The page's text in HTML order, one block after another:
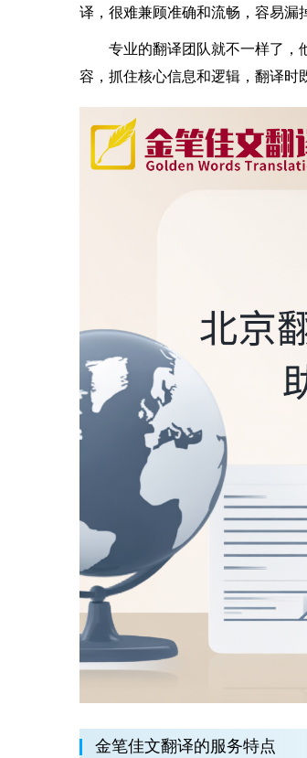
译，很难兼顾准确和流畅，容易漏
专业的翻译团队就不一样了，他
容，抓住核心信息和逻辑，翻译时
金笔佳文翻译的服务特点